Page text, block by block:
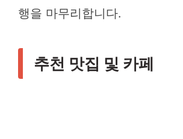
행을 마무리합니다.
추천 맛집 및 카페